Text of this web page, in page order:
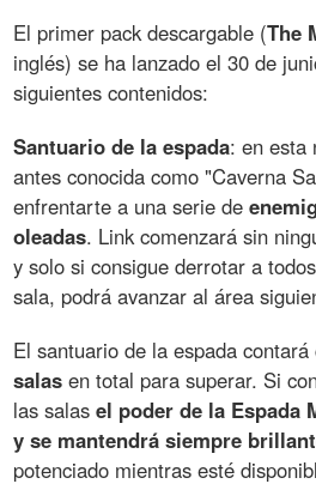
El primer pack descargable (The
inglés) se ha lanzado el 30 de
siguientes contenidos:
Santuario de la espada: en esta
antes conocida como "Caverna
enfrentarte a una serie de
oleadas. Link comenzará sin
y solo si consigue derrotar a
sala, podrá avanzar al área
El santuario de la espada
salas en total para superar. Si
las salasel poder de la Espada
y se mantendrá siempre
potenciado mientras esté